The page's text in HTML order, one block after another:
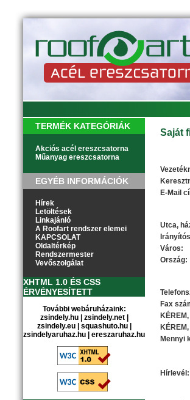
TERMÉK KATEGÓRIÁK
Akciós acél ereszcsatorna
Műanyag ereszcsatorna
EGYÉB INFORMÁCIÓK
Hírek
Letöltések
Linkajánló
A Roofart rendszer elemei
KAPCSOLAT
Oldaltérkép
Rendszermester
Vevőszolgálat
XHTML 1.0 ÉS CSS
ÉRVÉNYESÍTETT
További webáruházaink:
zsindely.hu| zsindely.net|
zsindely.eu| squashuto.hu|
zsindelyaruhaz.hu
ereszaruhaz.hu
Saját
E-Mail
Utca,
Város:
Ország:
Fax
Mennyi
Hírlevél: